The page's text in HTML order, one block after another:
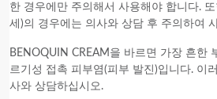
한 경우에만 주의해서 사용해야 합니다.
세)의 경우에는 의사와 상담 후 주의하여
BENOQUIN CREAM을 바르면 가장 흔한
르기성 접촉 피부염(피부 발진)입니다. 이
사와 상담하십시오.